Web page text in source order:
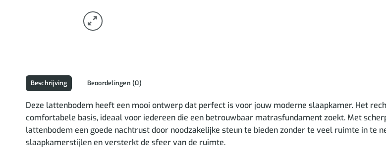
Beschrijving Beoordelingen (0)
Deze lattenbodem heeft een mooi ontwerp dat perfect is voor jouw moderne slaapkamer. Het
comfortabele basis, ideaal voor iedereen die een betrouwbaar matrasfundament zoekt. Met
lattenbodem een goede nachtrust door noodzakelijke steun te bieden zonder te veel ruimte in te
slaapkamerstijlen en versterkt de sfeer van de ruimte.